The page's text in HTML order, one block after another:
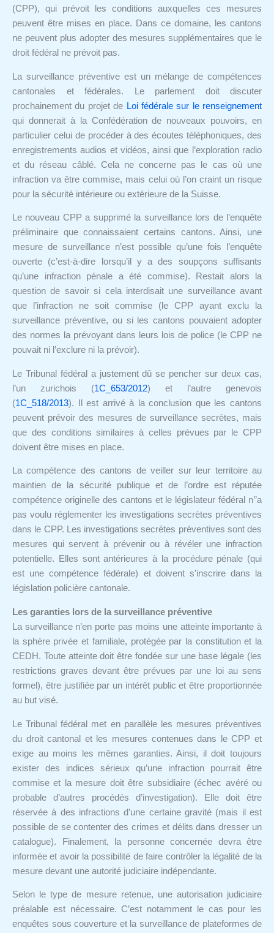
(CPP), qui prévoit les conditions auxquelles ces mesures
peuvent être mises en place. Dans ce domaine, les cantons
ne peuvent plus adopter des mesures supplémentaires que le
droit fédéral ne prévoit pas.
La surveillance préventive est un mélange de compétences
cantonales et fédérales. Le parlement doit discuter
prochainement du projet de Loi fédérale sur le renseignement
qui donnerait à la Confédération de nouveaux pouvoirs, en
particulier celui de procéder à des écoutes téléphoniques, des
enregistrements audios et vidéos, ainsi que l’exploration radio
et du réseau câblé. Cela ne concerne pas le cas où une
infraction va être commise, mais celui où l’on craint un risque
pour la sécurité intérieure ou extérieure de la Suisse.
Le nouveau CPP a supprimé la surveillance lors de l’enquête
préliminaire que connaissaient certains cantons. Ainsi, une
mesure de surveillance n’est possible qu’une fois l’enquête
ouverte (c’est-à-dire lorsqu’il y a des soupçons suffisants
qu’une infraction pénale a été commise). Restait alors la
question de savoir si cela interdisait une surveillance avant
que l’infraction ne soit commise (le CPP ayant exclu la
surveillance préventive, ou si les cantons pouvaient adopter
des normes la prévoyant dans leurs lois de police (le CPP ne
pouvait ni l’exclure ni la prévoir).
Le Tribunal fédéral a justement dû se pencher sur deux cas,
l’un zurichois (1C_653/2012) et l’autre genevois
(1C_518/2013). Il est arrivé à la conclusion que les cantons
peuvent prévoir des mesures de surveillance secrètes, mais
que des conditions similaires à celles prévues par le CPP
doivent être mises en place.
La compétence des cantons de veiller sur leur territoire au
maintien de la sécurité publique et de l’ordre est réputée
compétence originelle des cantons et le législateur fédéral n’’a
pas voulu réglementer les investigations secrètes préventives
dans le CPP. Les investigations secrètes préventives sont des
mesures qui servent à prévenir ou à révéler une infraction
potentielle. Elles sont antérieures à la procédure pénale (qui
est une compétence fédérale) et doivent s’inscrire dans la
législation policière cantonale.
Les garanties lors de la surveillance préventive
La surveillance n’en porte pas moins une atteinte importante à
la sphère privée et familiale, protégée par la constitution et la
CEDH. Toute atteinte doit être fondée sur une base légale (les
restrictions graves devant être prévues par une loi au sens
formel), être justifiée par un intérêt public et être proportionnée
au but visé.
Le Tribunal fédéral met en parallèle les mesures préventives
du droit cantonal et les mesures contenues dans le CPP et
exige au moins les mêmes garanties. Ainsi, il doit toujours
exister des indices sérieux qu’une infraction pourrait être
commise et la mesure doit être subsidiaire (échec avéré ou
probable d’autres procédés d’investigation). Elle doit être
réservée à des infractions d’une certaine gravité (mais il est
possible de se contenter des crimes et délits dans dresser un
catalogue). Finalement, la personne concernée devra être
informée et avoir la possibilité de faire contrôler la légalité de la
mesure devant une autorité judiciaire indépendante.
Selon le type de mesure retenue, une autorisation judiciaire
préalable est nécessaire. C’est notamment le cas pour les
enquêtes sous couverture et la surveillance de plateformes de